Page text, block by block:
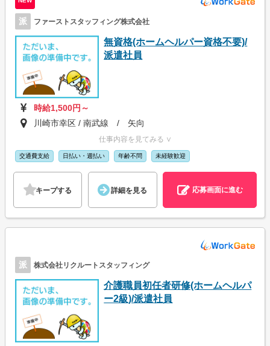
派 ファーストスタッフィング株式会社
無資格(ホームヘルパー資格不要)/
派遣社員
時給1,500円～
川崎市幸区 / 南武線 / 矢向
仕事内容を見てみる ∨
交通費支給 日払い・週払い 年齢不問 未経験歓迎
キープする 詳細を見る 応募画面に進む
派 株式会社リクルートスタッフィング
介護職員初任者研修(ホームヘルパ
ー2級)/派遣社員